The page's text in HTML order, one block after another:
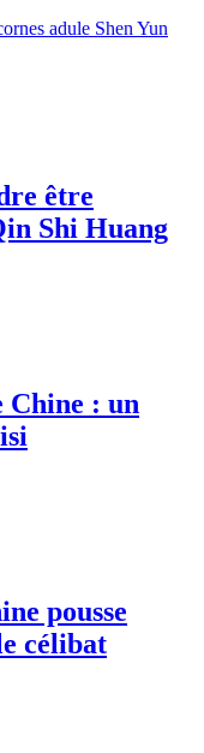
adule Shen Yun
être
Shi Huang
Chine : un
pousse
célibat